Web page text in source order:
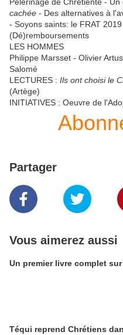
cachée - Des alternatives à
- Soyons saints: le FRAT
(Dé)remboursements
LES HOMMES
Philippe Marsset - Olivier
Salomé
LECTURES : Ils ont choisi le
(Artège)
INITIATIVES : Oeuvre de
Partager
Vous aimerez aussi
Un premier livre complet
Téqui reprend Chrétiens